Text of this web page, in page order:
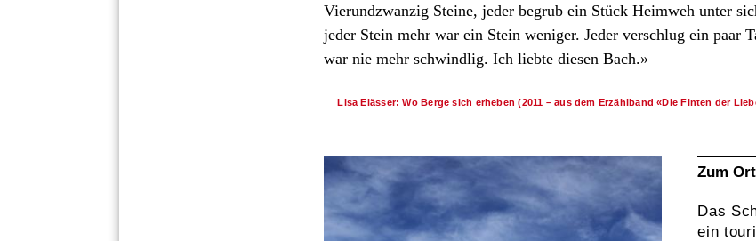
Vierundzwanzig Steine, jeder begrub ein Stück Heimweh unter
jeder Stein mehr war ein Stein weniger. Jeder verschlug ein paar
war nie mehr schwindlig. Ich liebte diesen Bach.»
Lisa Elässer: Wo Berge sich erheben (2011 – aus dem Erzählband «Die Finten der
Zum Ort
Das
ein